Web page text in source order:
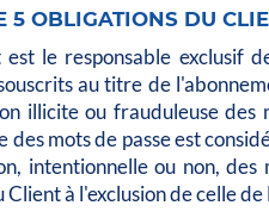
5 OBLIGATIONS DU
le responsable exclusif
au titre de
illicite ou frauduleuse des
des mots de passe est
intentionnelle ou non, des
Client à l'exclusion de celle